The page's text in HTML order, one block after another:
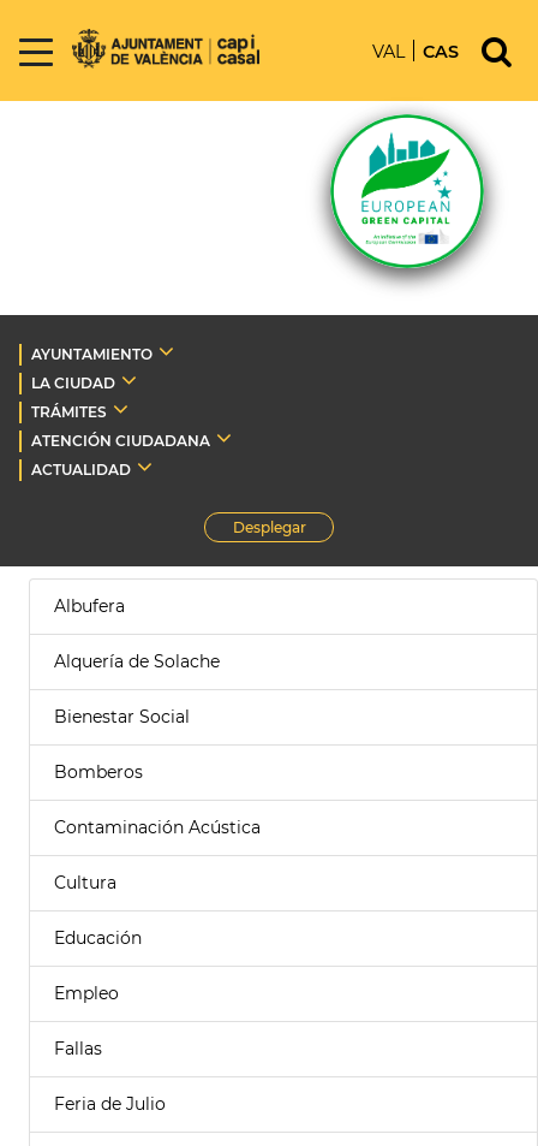
VAL CAS
AYUNTAMIENTO
LA CIUDAD
TRÁMITES
ATENCIÓN CIUDADANA
ACTUALIDAD
Desplegar
Albufera
Alquería de Solache
Bienestar Social
Bomberos
Contaminación Acústica
Cultura
Educación
Empleo
Fallas
Feria de Julio